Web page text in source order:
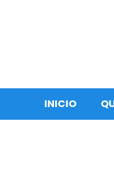
INICIO